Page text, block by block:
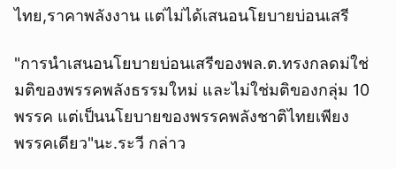
ไทย,ราคาพลังงาน แต่ไม่ได้เสนอนโยบายบ่อนเสรี
"การนำเสนอนโยบายบ่อนเสรีของพล.ต.ทรงกลดม่ใช่
มติของพรรคพลังธรรมใหม่ และไม่ใช่มติของกลุ่ม 10
พรรค แต่เป็นนโยบายของพรรคพลังชาติไทยเพียง
พรรคเดียว"นะ.ระวี กล่าว